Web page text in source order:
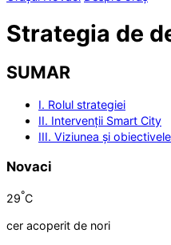
Strategia de
SUMAR
I. Rolul strategiei
II. Intervenții Smart City
III. Viziunea și
Novaci
29°C
cer acoperit de nori